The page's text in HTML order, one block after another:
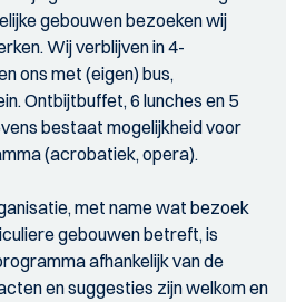
gebouwen bezoeken wij
Wij verblijven in 4-
ons met (eigen) bus,
Ontbijtbuffet, 6 lunches en 5
bestaat mogelijkheid voor
(acrobatiek, opera).
met name wat bezoek
gebouwen betreft, is
afhankelijk van de
en suggesties zijn welkom en